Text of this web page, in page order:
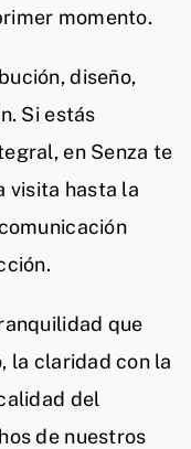
momento.
diseño,
Si estás
en Senza te
visita hasta la
que
la claridad con la
del
de nuestros